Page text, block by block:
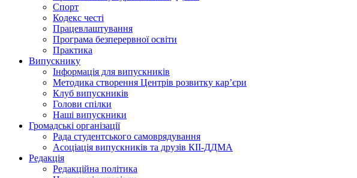
Спорт
Кодекс честі
Працевлаштування
Програма безперервної освіти
Практика
Випускнику
Інформація для випускників
Методика створення Центрів розвитку кар’єри
Клуб випускників
Голови спілки
Наші випускники
Громадські організації
Рада студентського самоврядування
Асоціація випускників та друзів КІІ-ДДМА
Редакція
Редакційна політика